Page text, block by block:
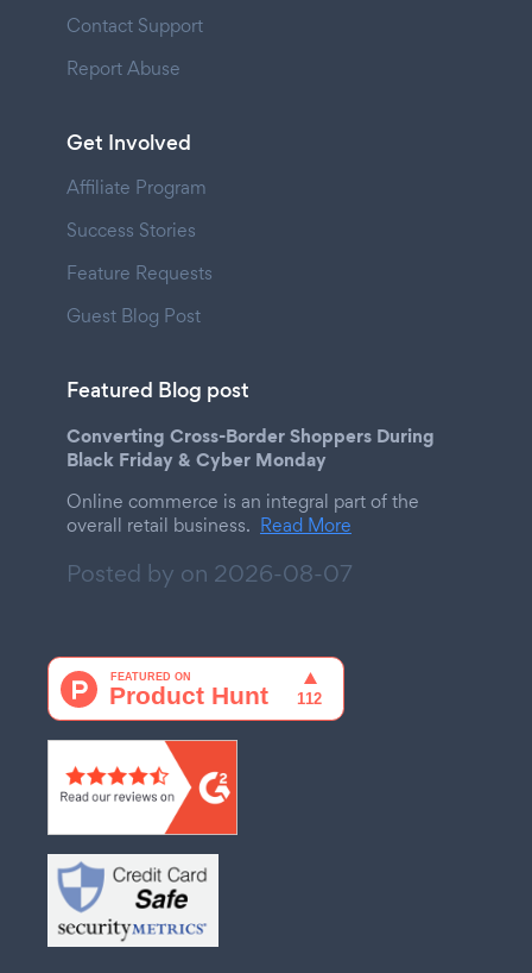
Contact Support
Report Abuse
Get Involved
Affiliate Program
Success Stories
Feature Requests
Guest Blog Post
Featured Blog post
Converting Cross-Border Shoppers During
Black Friday & Cyber Monday
Online commerce is an integral part of the
overall retail business. Read More
Posted by on 2026-08-07